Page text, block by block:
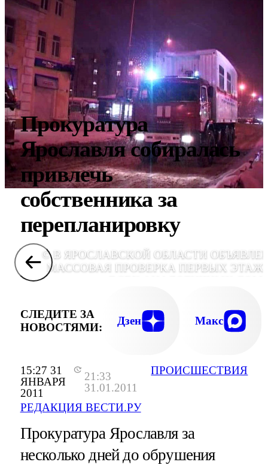
15:27 31
ЯНВАРЯ
2011
21:33
31.01.2011
РЕДАКЦИЯ ВЕСТИ.РУ
ПРОИСШЕСТВИЯ
Прокуратура
Ярославля собиралась
привлечь
собственника за
перепланировку
© В ЯРОСЛАВСКОЙ ОБЛАСТИ
МАССОВАЯ ПРОВЕРКА ПЕРВЫХ
СЛЕДИТЕ ЗА
НОВОСТЯМИ:
Дзен Макс
Прокуратура Ярославля за
несколько дней до обрушения